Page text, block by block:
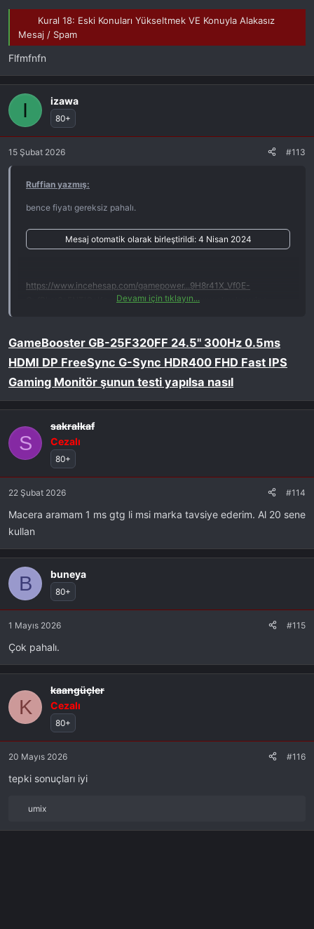
Kural 18: Eski Konuları Yükseltmek VE Konuyla Alakasız
Mesaj / Spam
Flfmfnfn
I izawa
80+
15 Şubat 2026 #113
Ruffian yazmış:
bence fiyatı gereksiz pahalı.
Mesaj otomatik olarak birleştirildi: 4 Nisan 2024
https://www.incehesap.com/gamepower...9H8r41X_Vf0E-
GyfBkm6pFNTlGcKc_nICpcOYSbcD8kNMbunu almak yerine
değil mi?
Devamı için tıklayın...
GameBooster GB-25F320FF 24.5" 300Hz 0.5ms
HDMI DP FreeSync G-Sync HDR400 FHD Fast IPS
Gaming Monitör şunun testi yapılsa nasıl
S
sakralkaf
Cezalı
80+
22 Şubat 2026 #114
Macera aramam 1 ms gtg li msi marka tavsiye ederim. Al 20 sene
kullan
B buneya
80+
1 Mayıs 2026 #115
Çok pahalı.
K
kaangüçler
Cezalı
80+
20 Mayıs 2026 #116
tepki sonuçları iyi
umix